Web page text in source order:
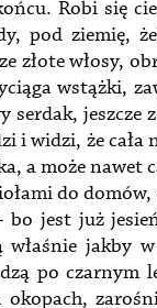
Robi się
pod ziemię,
złote włosy,
wstążki,
serdak,
i widzi, że cała
a może nawet
do
jest już
jakby
po czarnym